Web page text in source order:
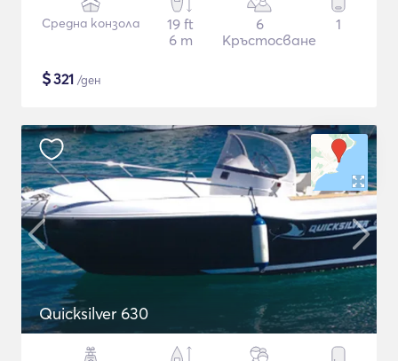
Средна конзола
19 ft
6 m
6
Кръстосване
1
$321 /ден
Quicksilver 630